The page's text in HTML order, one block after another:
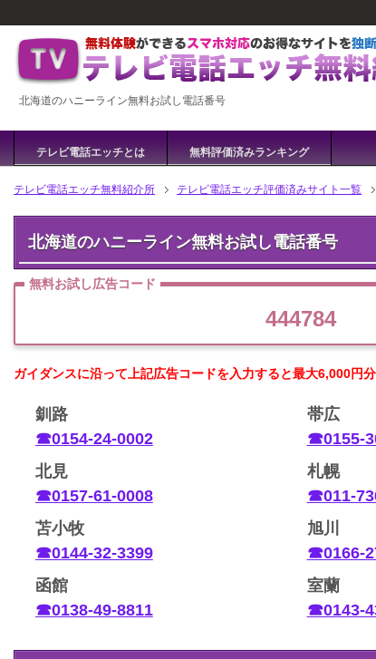
北海道のハニーライン無料お試し電話番号
テレビ電話エッチとは 無料評価済みランキング
テレビ電話エッチ無料紹介所 テレビ電話エッチ評価済みサイト一覧
北海道のハニーライン無料お試し電話番号
無料お試し広告コード
444784
ガイダンスに沿って上記広告コードを入力すると最大6,000円
釧路
☎0154-24-0002
帯広
☎0155-
北見
☎0157-61-0008
札幌
☎011-
苫小牧
☎0144-32-3399
旭川
☎0166-
函館
☎0138-49-8811
室蘭
☎0143-